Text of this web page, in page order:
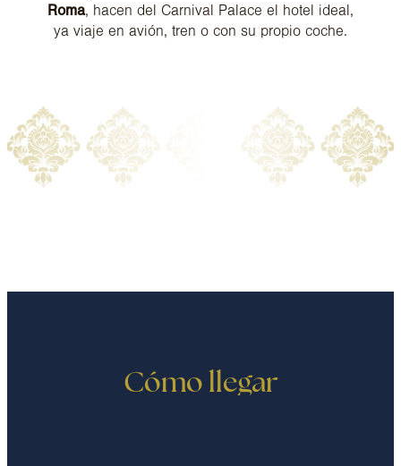
Roma, hacen del Carnival Palace el hotel ideal,
ya viaje en avión, tren o con su propio coche.
Cómo llegar